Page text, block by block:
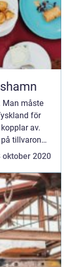
Man måste
för
av.
tillvaron
i
oktober 2020